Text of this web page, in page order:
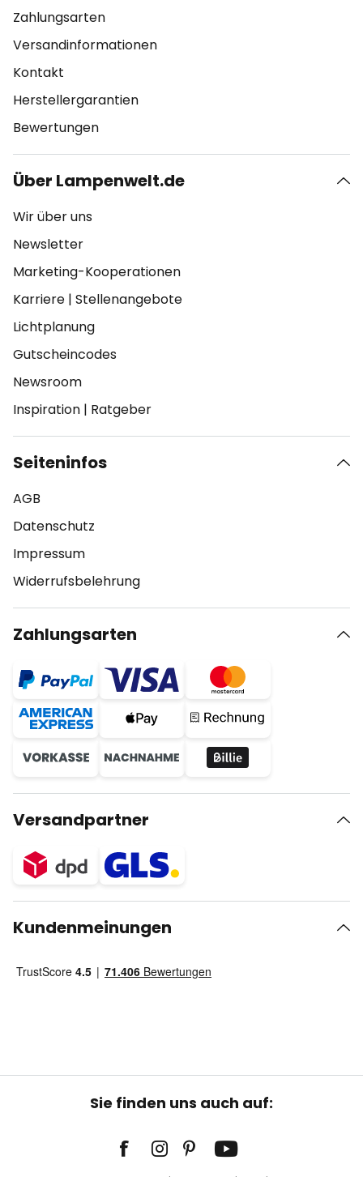
Zahlungsarten
Versandinformationen
Kontakt
Herstellergarantien
Bewertungen
Über Lampenwelt.de
Wir über uns
Newsletter
Marketing-Kooperationen
Karriere | Stellenangebote
Lichtplanung
Gutscheincodes
Newsroom
Inspiration | Ratgeber
Seiteninfos
AGB
Datenschutz
Impressum
Widerrufsbelehrung
Zahlungsarten
Versandpartner
Kundenmeinungen
Sie finden uns auch auf: